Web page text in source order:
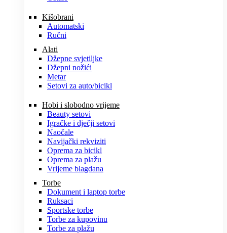
Kišobrani
Automatski
Ručni
Alati
Džepne svjetiljke
Džepni nožići
Metar
Setovi za auto/bicikl
Hobi i slobodno vrijeme
Beauty setovi
Igračke i dječji setovi
Naočale
Navijački rekviziti
Oprema za bicikl
Oprema za plažu
Vrijeme blagdana
Torbe
Dokument i laptop torbe
Ruksaci
Sportske torbe
Torbe za kupovinu
Torbe za plažu